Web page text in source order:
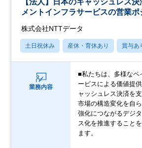
メントインフラサービスの営業
株式会社NTTデータ
土日祝休み 産休・育休あり 賞与あ
業務内容
■私たちは、多様なペ
ービスによる価値提
ャッシュレス決済を
市場の構造変化を自
強化につながるデジ
ス化を推進すること
ます。